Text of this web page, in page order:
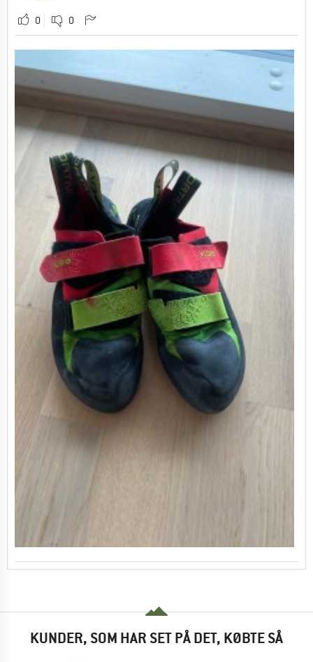
0 0
KUNDER, SOM HAR SET PÅ DET, KØBTE SÅ